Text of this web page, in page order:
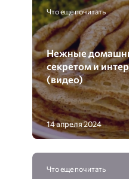
Что еще почитать
Нежные
секретом и
(видео)
14 апреля 2024
Что еще почитать